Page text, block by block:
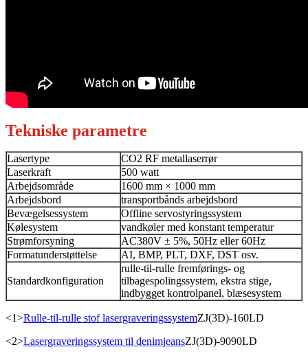
Tekniske parametre
Lasertype
CO2 RF metallaserrør
Laserkraft
500 watt
Arbejdsområde
1600 mm × 1000 mm
Arbejdsbord
transportbånds arbejdsbord
Bevægelsessystem
Offline servostyringssystem
Kølesystem
vandkøler med konstant temperatur
Strømforsyning
AC380V ± 5%, 50Hz eller 60Hz
Formatunderstøttelse
AI, BMP, PLT, DXF, DST osv.
Standardkonfiguration
rulle-til-rulle fremførings- og
tilbagespolingssystem, ekstra stige,
indbygget kontrolpanel, blæsesystem
<1>Rulle-til-rulle stof lasergraveringssystemZJ(3D)-160LD
<2>Lasergraveringssystem til denimjeansZJ(3D)-9090LD